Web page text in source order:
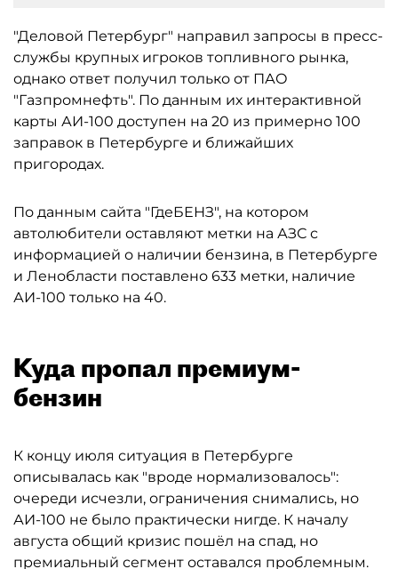
"Деловой Петербург" направил запросы в пресс-
службы крупных игроков топливного рынка,
однако ответ получил только от ПАО
"Газпромнефть". По данным их интерактивной
карты АИ-100 доступен на 20 из примерно 100
заправок в Петербурге и ближайших
пригородах.
По данным сайта "ГдеБЕНЗ", на котором
автолюбители оставляют метки на АЗС с
информацией о наличии бензина, в Петербурге
и Ленобласти поставлено 633 метки, наличие
АИ-100 только на 40.
Куда пропал премиум-
бензин
К концу июля ситуация в Петербурге
описывалась как "вроде нормализовалось":
очереди исчезли, ограничения снимались, но
АИ-100 не было практически нигде. К началу
августа общий кризис пошёл на спад, но
премиальный сегмент оставался проблемным.